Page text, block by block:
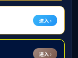
高职院校今
详细解读高
关于2020年